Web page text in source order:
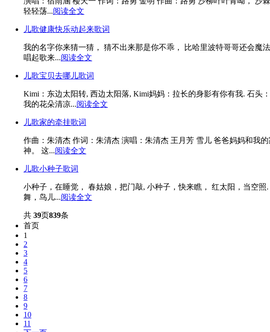
轻轻荡...阅读全文
儿歌健康快乐动起来歌词
我的名字你来猜一猜， 猜不出来那是你不乖， 比哈里波特哥哥还会魔
唱起歌来...阅读全文
儿歌宝贝去哪儿歌词
Kimi：东边太阳转, 西边太阳落, Kimi妈妈：拉长的身影有你有我. 石头
我的花朵清凉...阅读全文
儿歌家的牵挂歌词
作曲：朱清杰 作词：朱清杰 演唱：朱清杰 王月芳 雪儿 爸爸妈妈和我
神。 这...阅读全文
儿歌小种子歌词
小种子，在睡觉， 春姑娘，把门敲, 小种子，快来瞧， 红太阳，当空
舞，鸟儿...阅读全文
共 39页839条
首页
1
2
3
4
5
6
7
8
9
10
11